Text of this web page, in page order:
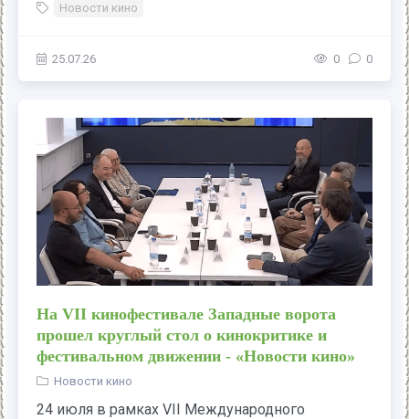
Новости кино
25.07.26 0 0
На VII кинофестивале Западные ворота
прошел круглый стол о кинокритике и
фестивальном движении - «Новости кино»
Новости кино
24 июля в рамках VII Международного